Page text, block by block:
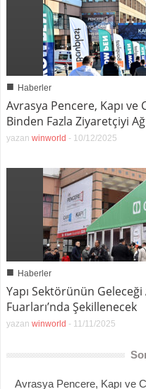
■ Haberler
Avrasya Pencere, Kapı ve
Binden Fazla Ziyaretçiyi
yazan winworld - 10/12/2025
■ Haberler
Yapı Sektörünün
Fuarları’nda Şekillenecek
yazan winworld - 11/11/2025
Avrasya Pencere, Kapı ve